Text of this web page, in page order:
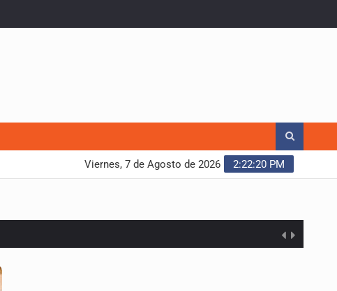
2:22:21 PM
Viernes, 7 de Agosto de 2026